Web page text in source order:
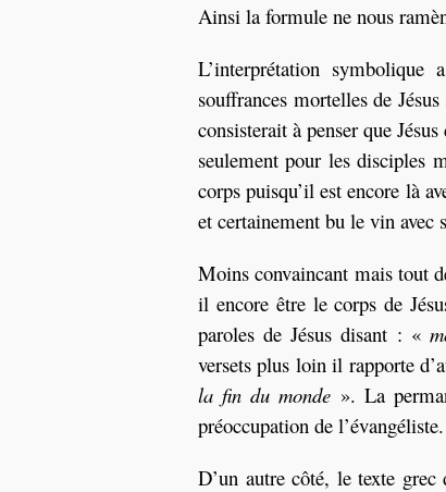
Ainsi la formule ne nous
L’interprétation
souffrances mortelles de
consisterait à penser que
seulement pour les disciples
corps puisqu’il est encore là
et certainement bu le vin avec
Moins convaincant mais tout
il encore être le corps de
paroles de Jésus disant : «
versets plus loin il rapporte
la fin du monde». La
préoccupation de l’évangéliste.
D’un autre côté, le texte